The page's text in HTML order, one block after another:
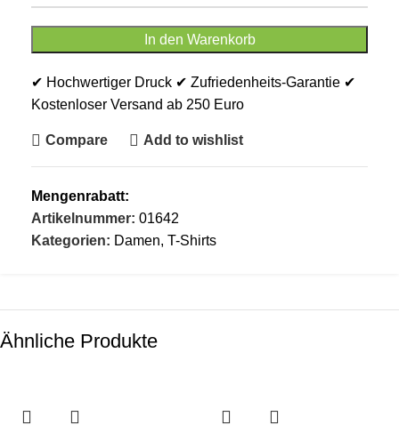
In den Warenkorb
✔ Hochwertiger Druck ✔ Zufriedenheits-Garantie ✔
Kostenloser Versand ab 250 Euro
Compare Add to wishlist
Mengenrabatt:
Artikelnummer: 01642
Kategorien: Damen, T-Shirts
Ähnliche Produkte